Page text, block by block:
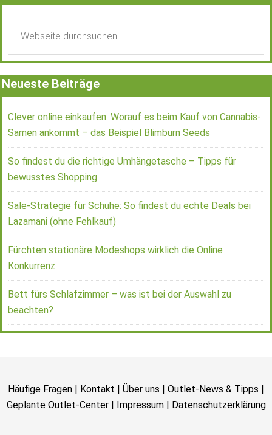
Neueste Beiträge
Clever online einkaufen: Worauf es beim Kauf von Cannabis-
Samen ankommt – das Beispiel Blimburn Seeds
So findest du die richtige Umhängetasche – Tipps für
bewusstes Shopping
Sale-Strategie für Schuhe: So findest du echte Deals bei
Lazamani (ohne Fehlkauf)
Fürchten stationäre Modeshops wirklich die Online
Konkurrenz
Bett fürs Schlafzimmer – was ist bei der Auswahl zu
beachten?
Häufige Fragen | Kontakt | Über uns | Outlet-News & Tipps |
Geplante Outlet-Center| Impressum| Datenschutzerklärung